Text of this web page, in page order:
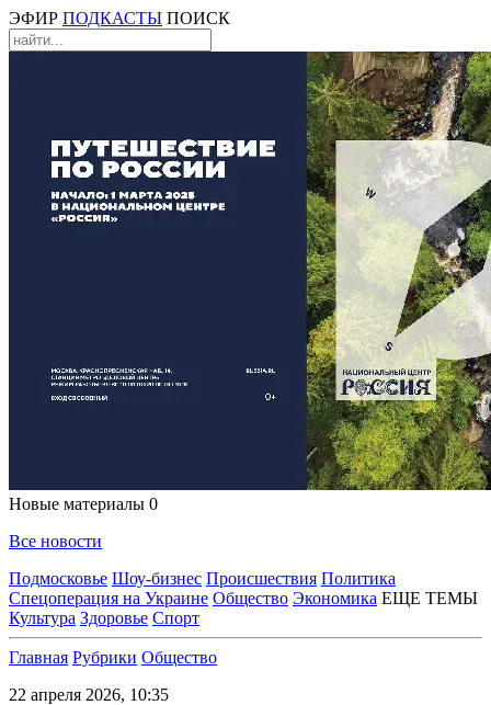
ЭФИР ПОДКАСТЫ ПОИСК
Новые материалы 0
Все новости
Подмосковье Шоу-бизнес Происшествия Политика
Спецоперация на Украине Общество Экономика ЕЩЕ ТЕМЫ
Культура Здоровье Спорт
Главная Рубрики Общество
22 апреля 2026, 10:35